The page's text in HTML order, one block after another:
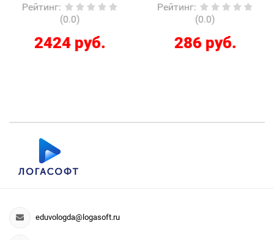
Рейтинг:
(0.0)
2424 руб.
Рейтинг:
(0.0)
286 руб.
eduvologda@logasoft.ru